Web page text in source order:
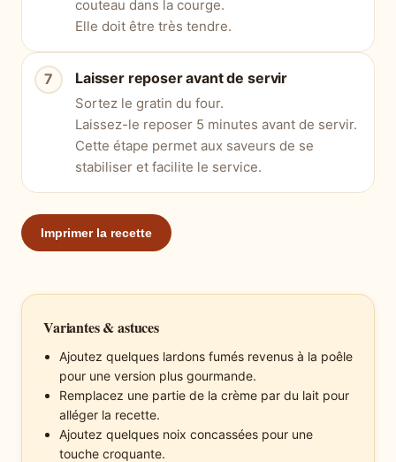
couteau dans la courge.
Elle doit être très tendre.
Laisser reposer avant de servir
Sortez le gratin du four.
Laissez-le reposer 5 minutes avant de servir.
Cette étape permet aux saveurs de se
stabiliser et facilite le service.
Imprimer la recette
Variantes & astuces
Ajoutez quelques lardons fumés revenus à la poêle
pour une version plus gourmande.
Remplacez une partie de la crème par du lait pour
alléger la recette.
Ajoutez quelques noix concassées pour une
touche croquante.